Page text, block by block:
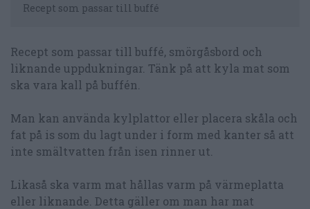
Recept som passar till buffé
Recept som passar till buffé, smörgåsbord och
liknande uppdukningar. Tänk på att kyla mat som
ska vara kall på buffén.
Man kan använda kylplattor eller placera skåla och
fat på is som du lagt under i form med kanter så att
inte smältvatten från isen rinner ut.
Likaså ska varm mat hållas varm på värmeplatta
eller liknande. Detta gäller om man har mat